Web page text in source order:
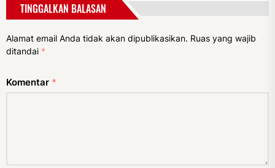
TINGGALKAN BALASAN
Alamat email Anda tidak akan dipublikasikan. Ruas yang wajib
ditandai *
Komentar *